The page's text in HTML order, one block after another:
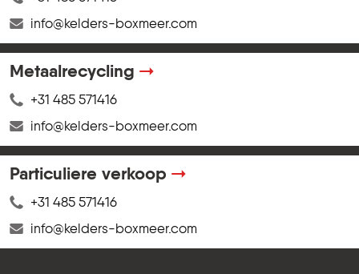
Handel - Export
+31 485 571416
Metaalrecycling